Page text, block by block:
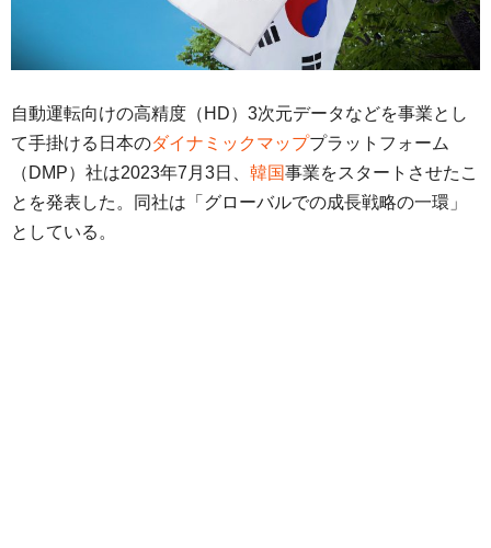
自動運転向けの高精度（HD）3次元データなどを事業とし
て手掛ける日本のダイナミックマッププラットフォーム
（DMP）社は2023年7月3日、 韓国事業をスタートさせたこ
とを発表した。同社は「グローバルでの成長戦略の一環」
としている。